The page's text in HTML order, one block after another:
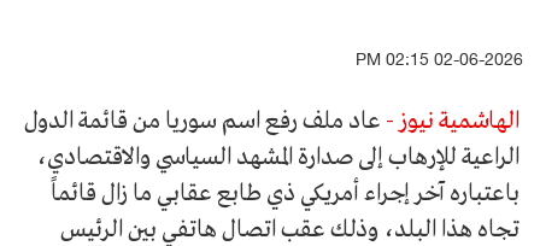
02-06-2026 02:15 PM
الهاشمية نيوز - عاد ملف رفع اسم سوريا من قائمة الدول
الراعية للإرهاب إلى صدارة المشهد السياسي والاقتصادي،
باعتباره آخر إجراء أمريكي ذي طابع عقابي ما زال قائماً
تجاه هذا البلد، وذلك عقب اتصال هاتفي بين الرئيس